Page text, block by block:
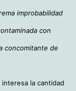
improbabilidad
con
concomitante de
la cantidad